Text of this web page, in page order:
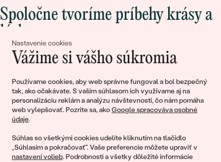
Nastavenie cookies
Vážime si vášho súkromia
Používame cookies, aby web správne fungoval a bol bezpečný
tak, ako očakávate. S vaším súhlasom ich využívame aj na
personalizáciu reklám a analýzu návštevnosti, čo nám pomáha
web vylepšovať. Pozrite sa, akoGoogle spracováva osobné
údaje.
Súhlas so všetkými cookies udelíte kliknutím na tlačidlo
„Súhlasím a pokračovať". Vaše preferencie môžete upraviť v
nastavení volieb. Podrobnosti a všetky dôležité informácie
Spoločne tvoríme príbehy krásy a
Pripojte sa k nám!
© 2011 - 2026, Eppi.sk